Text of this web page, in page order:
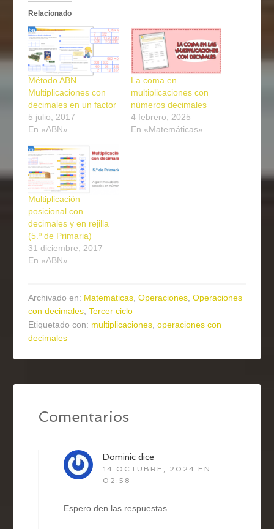
Relacionado
Método ABN.
Multiplicaciones con
decimales en un factor
5 julio, 2017
En «ABN»
La coma en
multiplicaciones con
números decimales
4 febrero, 2025
En «Matemáticas»
Multiplicación
posicional con
decimales y en rejilla
(5.º de Primaria)
31 diciembre, 2017
En «ABN»
Archivado en: Matemáticas,Operaciones,Operaciones
con decimales,Tercer ciclo
Etiquetado con: multiplicaciones,operaciones con
decimales
Comentarios
Dominic dice
14 OCTUBRE, 2024 EN
02:58
Espero den las respuestas